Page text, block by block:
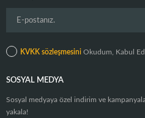
KVKK sözleşmesini Okudum, Kabul
SOSYAL MEDYA
Sosyal medyaya özel indirim ve
yakala!